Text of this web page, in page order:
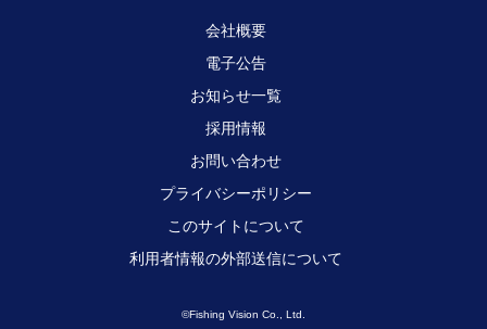
会社概要
電子公告
お知らせ一覧
採用情報
お問い合わせ
プライバシーポリシー
このサイトについて
利用者情報の外部送信について
©Fishing Vision Co., Ltd.